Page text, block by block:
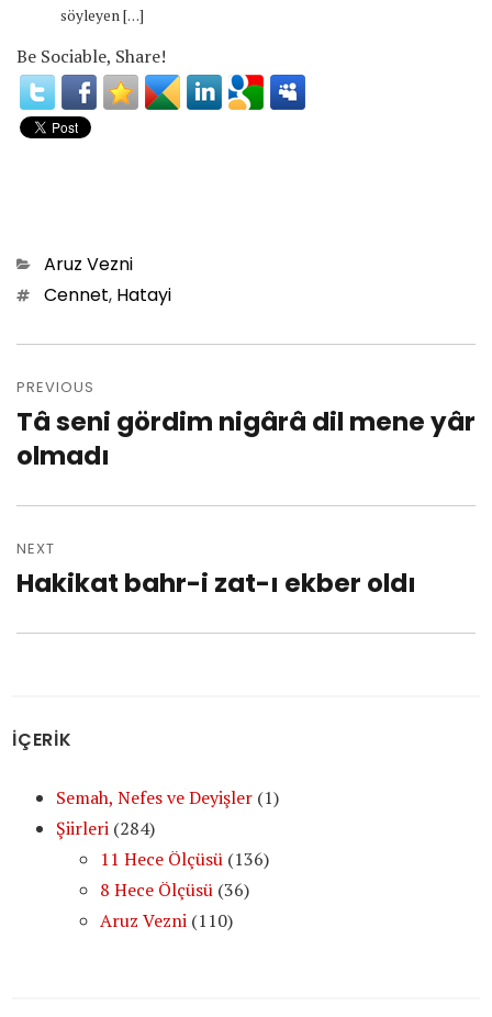
söyleyen […]
Be Sociable, Share!
Categories
Aruz Vezni
TagsCennet, Hatayi
Post
navigation
PREVIOUS
Previous
post:
Tâ seni gördim nigârâ dil mene yâr
olmadı
NEXT
Next
Hakikat bahr-i zat-ı ekber oldı
İÇERİK
Semah, Nefes ve Deyişler (1)
Şiirleri (284)
11 Hece Ölçüsü (136)
8 Hece Ölçüsü (36)
Aruz Vezni (110)